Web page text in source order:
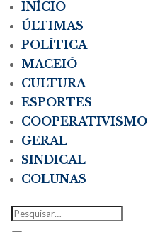
INÍCIO
ÚLTIMAS
POLÍTICA
MACEIÓ
CULTURA
ESPORTES
COOPERATIVISMO
GERAL
SINDICAL
COLUNAS